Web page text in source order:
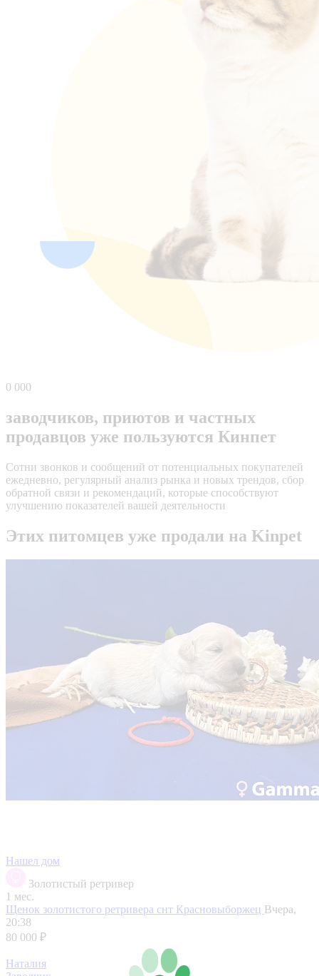
0 000
заводчиков, приютов и частных
продавцов уже пользуются Кинпет
Сотни звонков и сообщений от потенциальных покупателей
ежедневно, регулярный анализ рынка и новых трендов, сбор
обратной связи и рекомендаций, которые способствуют
улучшению показателей вашей деятельности
Этих питомцев уже продали на Kinpet
Нашел дом
Золотистый ретривер
1 мес.
Щенок золотистого ретривера снт Красновыборжец Вчера,
20:38
80 000 ₽
Наталия